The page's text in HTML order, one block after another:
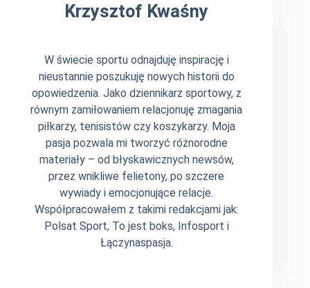
Krzysztof Kwaśny
W świecie sportu odnajduję inspirację i
nieustannie poszukuję nowych historii do
opowiedzenia. Jako dziennikarz sportowy, z
równym zamiłowaniem relacjonuję zmagania
piłkarzy, tenisistów czy koszykarzy. Moja
pasja pozwala mi tworzyć różnorodne
materiały – od błyskawicznych newsów,
przez wnikliwe felietony, po szczere
wywiady i emocjonujące relacje.
Współpracowałem z takimi redakcjami jak:
Polsat Sport, To jest boks, Infosport i
Łączynaspasja.